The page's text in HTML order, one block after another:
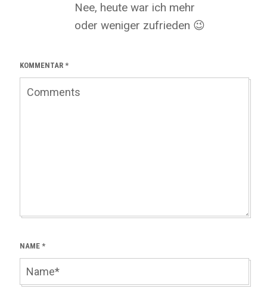
Nee, heute war ich mehr
oder weniger zufrieden 😉
KOMMENTAR *
NAME *